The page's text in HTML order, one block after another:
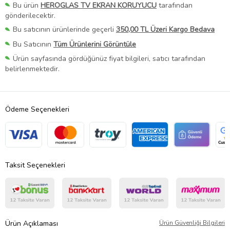
Bu ürün HEROGLAS TV EKRAN KORUYUCU tarafından
gönderilecektir.
Bu satıcının ürünlerinde geçerli 350,00 TL Üzeri Kargo Bedava
Bu Satıcının Tüm Ürünlerini Görüntüle
Ürün sayfasında gördüğünüz fiyat bilgileri, satıcı tarafından
belirlenmektedir.
Ödeme Seçenekleri
Taksit Seçenekleri
Ürün Açıklaması Ürün Güvenliği Bilgileri